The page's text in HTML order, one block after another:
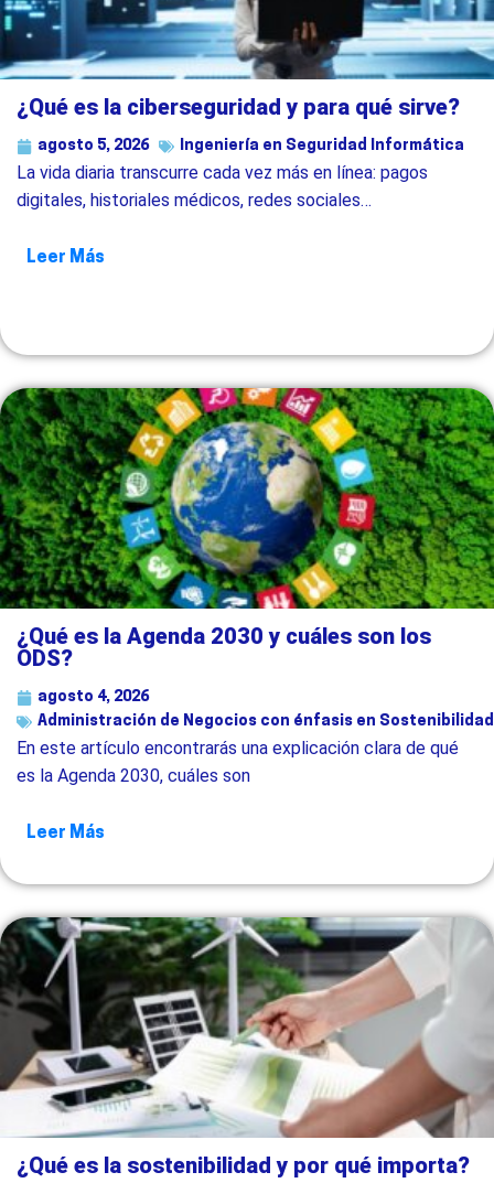
¿Qué es la ciberseguridad y para qué sirve?
agosto 5, 2026 Ingeniería en Seguridad Informática
La vida diaria transcurre cada vez más en línea: pagos
digitales, historiales médicos, redes sociales…
Leer Más
¿Qué es la Agenda 2030 y cuáles son los
ODS?
agosto 4, 2026
Administración de Negocios con énfasis en Sostenibilidad
En este artículo encontrarás una explicación clara de qué
es la Agenda 2030, cuáles son
Leer Más
¿Qué es la sostenibilidad y por qué importa?